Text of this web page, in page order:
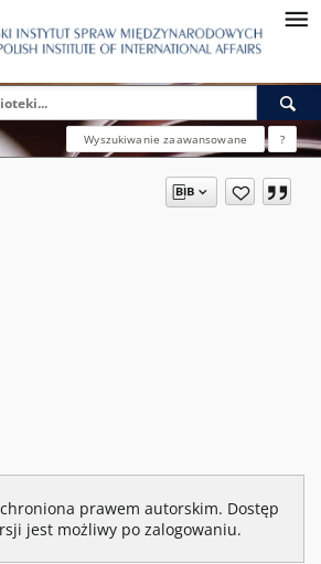
Wyszukiwanie zaawansowane ?
prawem autorskim. Dostęp
jest możliwy po zalogowaniu.